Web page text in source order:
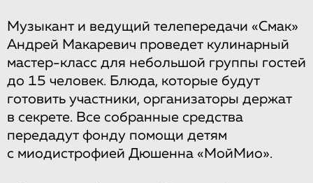
Музыкант и ведущий телепередачи «Смак»
Андрей Макаревич проведет кулинарный
мастер-класс для небольшой группы гостей
до 15 человек. Блюда, которые будут
готовить участники, организаторы держат
в секрете. Все собранные средства
передадут фонду помощи детям
с миодистрофией Дюшенна «МойМио».